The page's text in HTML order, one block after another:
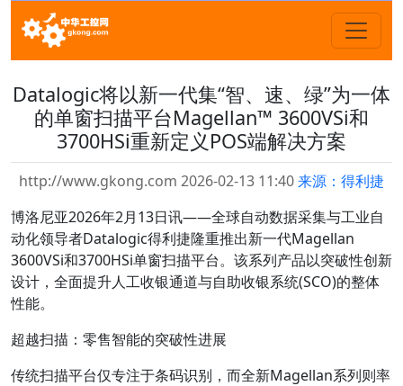
Datalogic将以新一代集“智、速、绿”为一体
的单窗扫描平台Magellan™ 3600VSi和
3700HSi重新定义POS端解决方案
http://www.gkong.com 2026-02-13 11:40来源：得利捷
博洛尼亚2026年2月13日讯——全球自动数据采集与工业自
动化领导者Datalogic得利捷隆重推出新一代Magellan
3600VSi和3700HSi单窗扫描平台。该系列产品以突破性创新
设计，全面提升人工收银通道与自助收银系统(SCO)的整体
性能。
超越扫描：零售智能的突破性进展
传统扫描平台仅专注于条码识别，而全新Magellan系列则率